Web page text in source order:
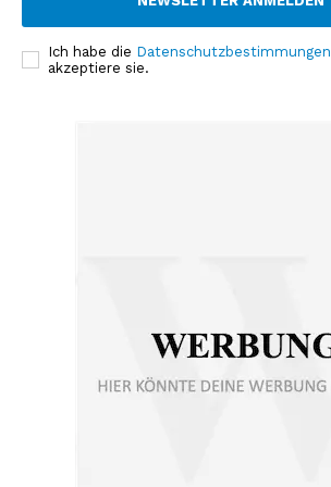
Ich habe die Datenschutzbestimmungen
akzeptiere sie.